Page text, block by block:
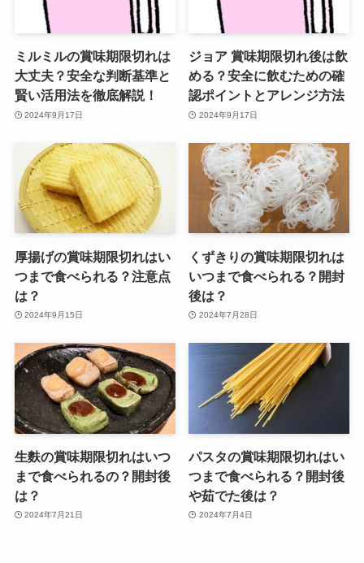
ミルミルの賞味期限切れは
大丈夫？安全な判断基準と
賢い活用法を徹底解説！
2024年9月17日
ジョア 賞味期限切れ後は飲
める？安全に飲むための確
認ポイントとアレンジ方法
2024年9月17日
厚揚げの賞味期限切れはい
つまで食べられる？注意点
は？
2024年9月15日
くずきりの賞味期限切れは
いつまで食べられる？開封
後は？
2024年7月28日
生麩の賞味期限切れはいつ
まで食べられるの？開封後
は？
2024年7月21日
パスタの賞味期限切れはい
つまで食べられる？開封後
や茹でた後は？
2024年7月4日